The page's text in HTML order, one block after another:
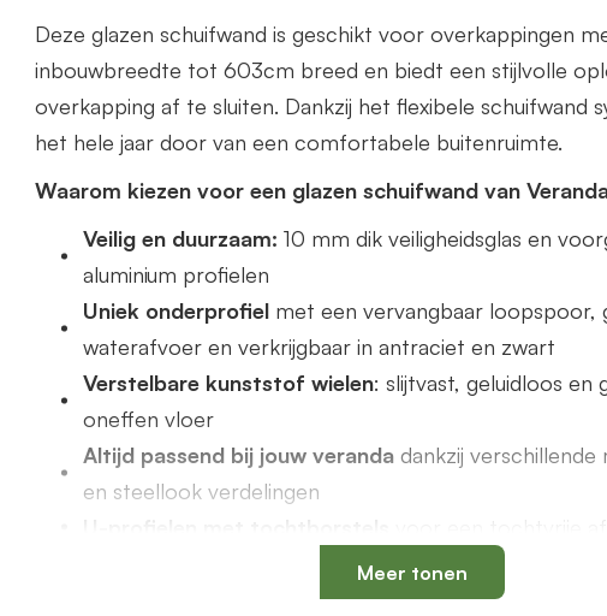
Deze glazen schuifwand is geschikt voor overkappingen
inbouwbreedte tot 603cm breed en biedt een stijlvolle
overkapping af te sluiten. Dankzij het flexibele schuifwand
het hele jaar door van een comfortabele buitenruimte.
Waarom kiezen voor een glazen schuifwand van
Veilig en duurzaam: 10 mm dik veiligheidsglas en
aluminium profielen
Uniek onderprofiel met een vervangbaar loopspoor,
waterafvoer en verkrijgbaar in antraciet en zwart
Verstelbare kunststof wielen: slijtvast, geluidloos en
oneffen vloer
Altijd passend bij jouw veranda dankzij verschillende
en steellook verdelingen
Meer tonen